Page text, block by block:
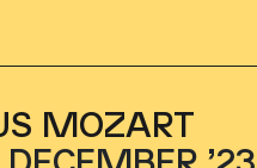
MOZART
’23